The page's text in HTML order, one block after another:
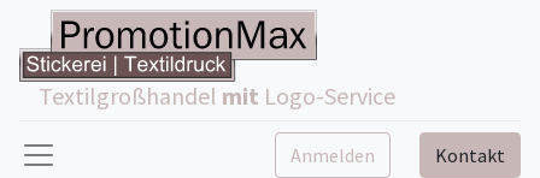
Textilgroßhandel mit Logo-Service
Anmelden Kontakt